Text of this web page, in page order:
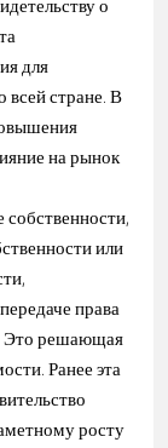
для
стране. В
на рынок
или
права
Это решающая
Ранее эта
росту